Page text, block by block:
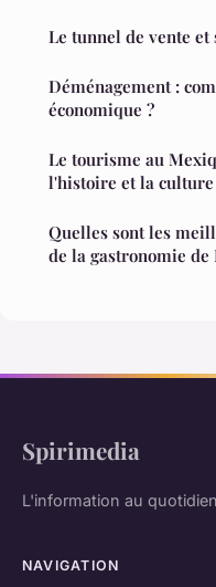
Le tunnel de vente et
Déménagement :
économique ?
Le tourisme au
l'histoire et la
Quelles sont les
de la gastronomie de
Spirimedia
L'information au
NAVIGATION